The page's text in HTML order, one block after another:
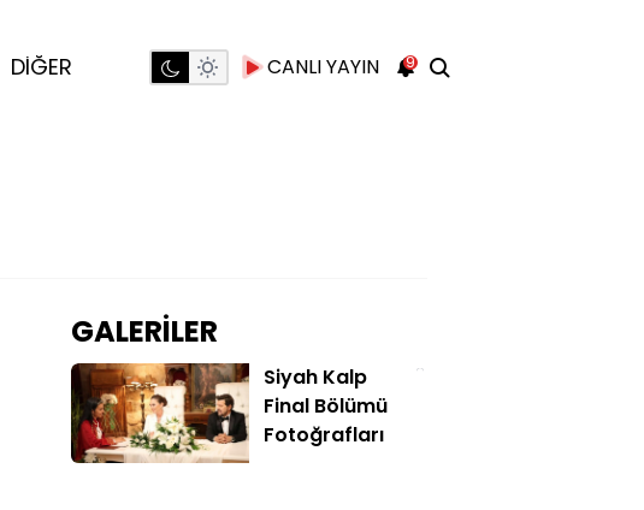
DİĞER CANLI YAYIN 9
GALERİLER
Siyah Kalp
Final Bölümü
Fotoğrafları